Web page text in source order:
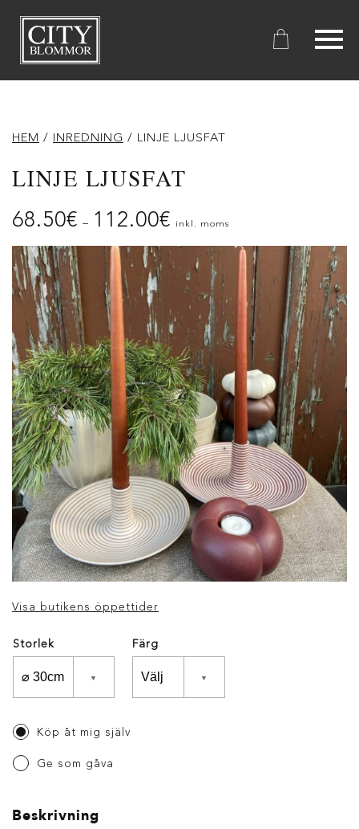
City
Blommor
HEM / INREDNING / LINJE LJUSFAT
LINJE LJUSFAT
68.50€ – 112.00€ inkl. moms
Visa butikens öppettider
Storlek Färg
Köp åt mig själv
Ge som gåva
Beskrivning